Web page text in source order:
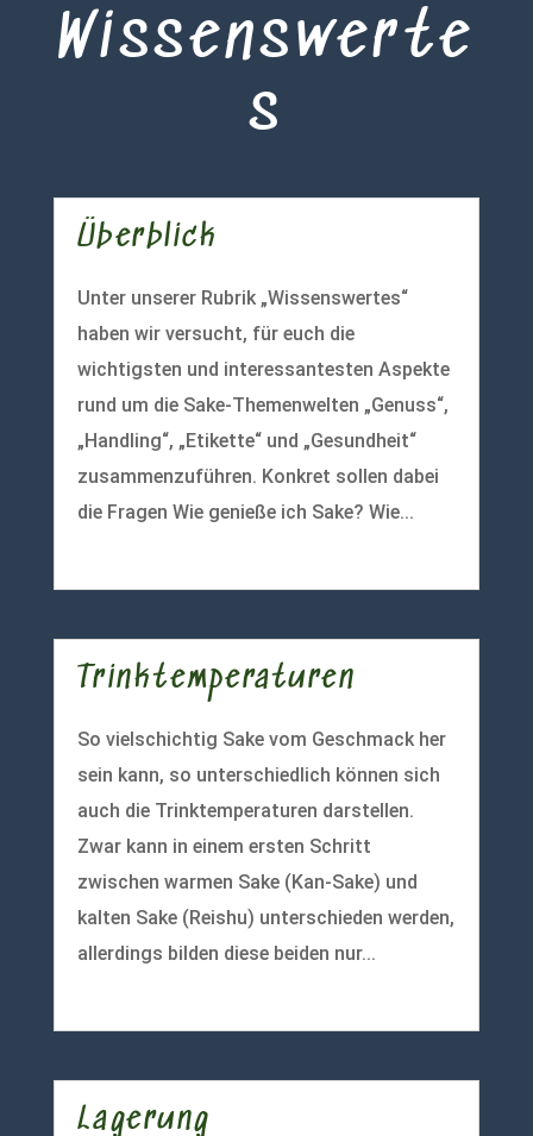
Wissenswerte
s
Überblick
Unter unserer Rubrik „Wissenswertes“
haben wir versucht, für euch die
wichtigsten und interessantesten Aspekte
rund um die Sake-Themenwelten „Genuss“,
„Handling“, „Etikette“ und „Gesundheit“
zusammenzuführen. Konkret sollen dabei
die Fragen Wie genieße ich Sake? Wie...
Trinktemperaturen
So vielschichtig Sake vom Geschmack her
sein kann, so unterschiedlich können sich
auch die Trinktemperaturen darstellen.
Zwar kann in einem ersten Schritt
zwischen warmen Sake (Kan-Sake) und
kalten Sake (Reishu) unterschieden werden,
allerdings bilden diese beiden nur...
Lagerung